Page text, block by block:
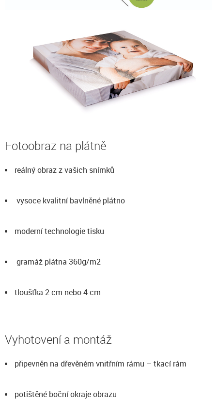
Fotoobraz na plátně
reálný obraz z vašich snímků
vysoce kvalitní bavlněné plátno
moderní technologie tisku
gramáž plátna 360g/m2
tloušťka 2 cm nebo 4 cm
Vyhotovení a montáž
připevněn na dřevěném vnitřním rámu – tkací rám
potištěné boční okraje obrazu